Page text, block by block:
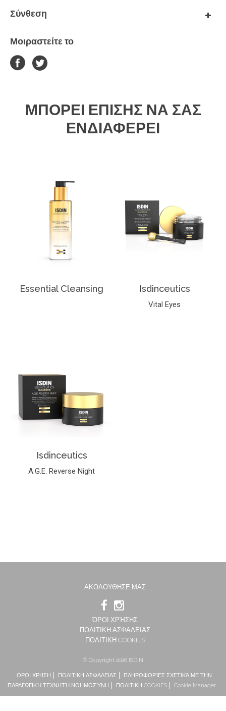
Σύνθεση
Μοιραστείτε το
ΜΠΟΡΕΊ ΕΠΊΣΗΣ ΝΑ ΣΑΣ
ΕΝΔΙΑΦΈΡΕΙ
Essential Cleansing Isdinceutics
Vital Eyes
Isdinceutics
A.G.E. Reverse Night
ΑΚΟΛΟΥΘΗΣΕ ΜΑΣ
ΌΡΟΙ ΧΡΉΣΗΣ
ΠΟΛΙΤΙΚΗ ΑΣΦΑΛΕΙΑΣ
ΠΟΛΙΤΙΚΗ COOKIES
® Copyright 2026 ISDIN
ΟΡΟΙ ΧΡΗΣΗ ΠΟΛΙΤΙΚΗ ΑΣΦΑΛΕΙΑΣ
ΠΛΗΡΟΦΟΡΊΕΣ ΣΧΕΤΙΚΆ ΜΕ ΤΗΝ
ΠΑΡΑΓΩΓΙΚΉ ΤΕΧΝΗΤΉ ΝΟΗΜΟΣΎΝΗ
ΠΟΛΙΤΙΚΗ COOKIES Cookie Manager